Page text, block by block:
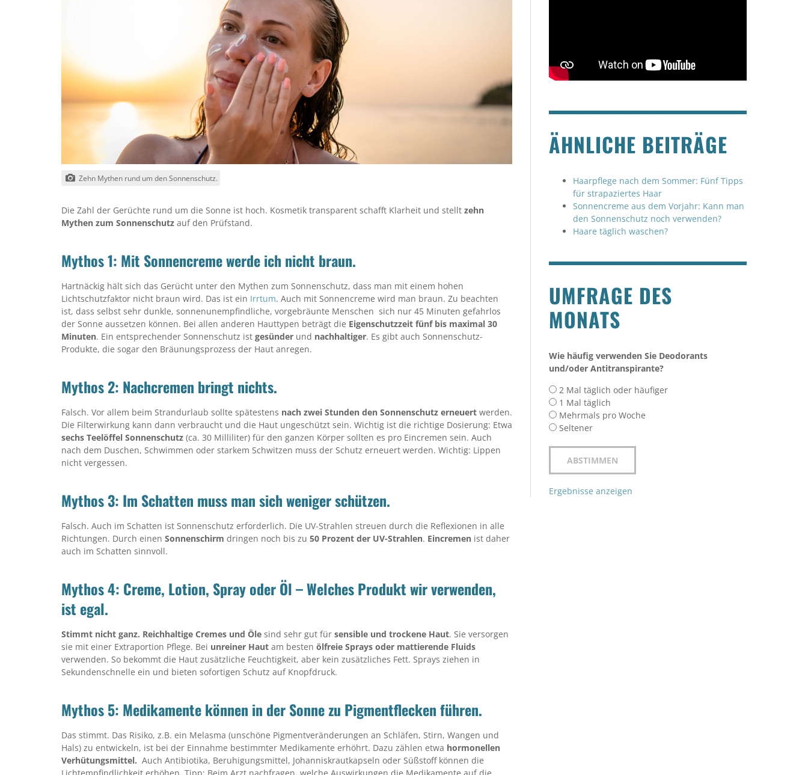
Zehn Mythen rund um den Sonnenschutz.
Die Zahl der Gerüchte rund um die Sonne ist hoch. Kosmetik transparent schafft Klarheit und stellt zehn
Mythen zum Sonnenschutz auf den Prüfstand.
Mythos 1: Mit Sonnencreme werde ich nicht braun.
Hartnäckig hält sich das Gerücht unter den Mythen zum Sonnenschutz, dass man mit einem hohen
Lichtschutzfaktor nicht braun wird. Das ist ein Irrtum. Auch mit Sonnencreme wird man braun. Zu beachten
ist, dass selbst sehr dunkle, sonnenunempfindliche, vorgebräunte Menschen sich nur 45 Minuten gefahrlos
der Sonne aussetzen können. Bei allen anderen Hauttypen beträgt die Eigenschutzzeit fünf bis maximal 30
Minuten. Ein entsprechender Sonnenschutz ist gesünder und nachhaltiger. Es gibt auch Sonnenschutz-
Produkte, die sogar den Bräunungsprozess der Haut anregen.
Mythos 2: Nachcremen bringt nichts.
Falsch. Vor allem beim Strandurlaub sollte spätestens nach zwei Stunden den Sonnenschutz erneuert werden.
Die Filterwirkung kann dann verbraucht und die Haut ungeschützt sein. Wichtig ist die richtige Dosierung: Etwa
sechs Teelöffel Sonnenschutz (ca. 30 Milliliter) für den ganzen Körper sollten es pro Eincremen sein. Auch
nach dem Duschen, Schwimmen oder starkem Schwitzen muss der Schutz erneuert werden. Wichtig: Lippen
nicht vergessen.
Mythos 3: Im Schatten muss man sich weniger schützen.
Falsch. Auch im Schatten ist Sonnenschutz erforderlich. Die UV-Strahlen streuen durch die Reflexionen in alle
Richtungen. Durch einen Sonnenschirm dringen noch bis zu 50 Prozent der UV-Strahlen. Eincremen ist daher
auch im Schatten sinnvoll.
Mythos 4: Creme, Lotion, Spray oder Öl – Welches Produkt wir verwenden,
ist egal.
Stimmt nicht ganz. Reichhaltige Cremes und Öle sind sehr gut für sensible und trockene Haut. Sie versorgen
sie mit einer Extraportion Pflege. Bei unreiner Haut am besten ölfreie Sprays oder mattierende Fluids
verwenden. So bekommt die Haut zusätzliche Feuchtigkeit, aber kein zusätzliches Fett. Sprays ziehen in
Sekundenschnelle ein und bieten sofortigen Schutz auf Knopfdruck.
Mythos 5: Medikamente können in der Sonne zu Pigmentflecken führen.
Das stimmt. Das Risiko, z.B. ein Melasma (unschöne Pigmentveränderungen an Schläfen, Stirn, Wangen und
Hals) zu entwickeln, ist bei der Einnahme bestimmter Medikamente erhöhrt. Dazu zählen etwa hormonellen
Verhütungsmittel. Auch Antibiotika, Beruhigungsmittel, Johanniskrautkapseln oder Süßstoff können die
ÄHNLICHE BEITRÄGE
Haarpflege nach dem Sommer: Fünf Tipps
für strapaziertes Haar
Sonnencreme aus dem Vorjahr: Kann man
den Sonnenschutz noch verwenden?
Haare täglich waschen?
UMFRAGE DES
MONATS
Wie häufig verwenden Sie Deodorants
und/oder Antitranspirante?
2 Mal täglich oder häufiger
1 Mal täglich
Mehrmals pro Woche
Seltener
Ergebnisse anzeigen